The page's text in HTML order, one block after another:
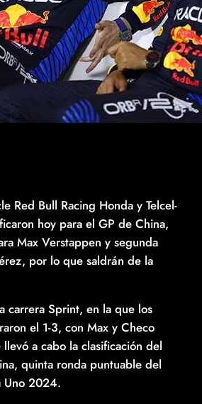
Red Bull Racing Honda y Telcel-
hoy para el GP de China,
Max Verstappen y segunda
por lo que saldrán de la
carrera Sprint, en la que los
el 1-3, con Max y Checo
a cabo la clasificación del
quinta ronda puntuable del
Uno 2024.